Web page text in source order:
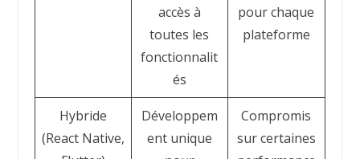
accès à
toutes les
fonctionnalit
és
pour chaque
plateforme
Hybride
(React Native,
Développem
ent unique
Compromis
sur certaines